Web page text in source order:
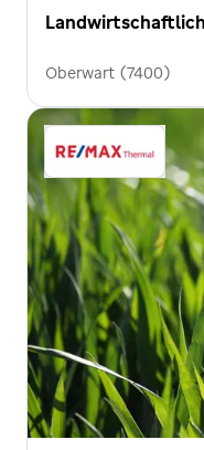
Oberwart (7400)